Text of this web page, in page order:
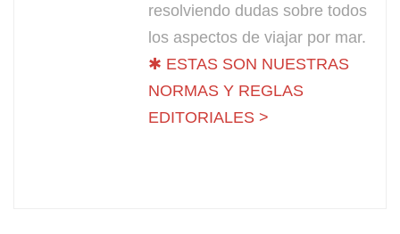
resolviendo dudas sobre todos
los aspectos de viajar por mar.
✱ ESTAS SON NUESTRAS
NORMAS Y REGLAS
EDITORIALES >